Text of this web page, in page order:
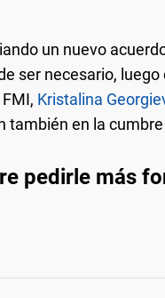
un nuevo
ser necesario,
Kristalina
en la cumbre
pedirle más